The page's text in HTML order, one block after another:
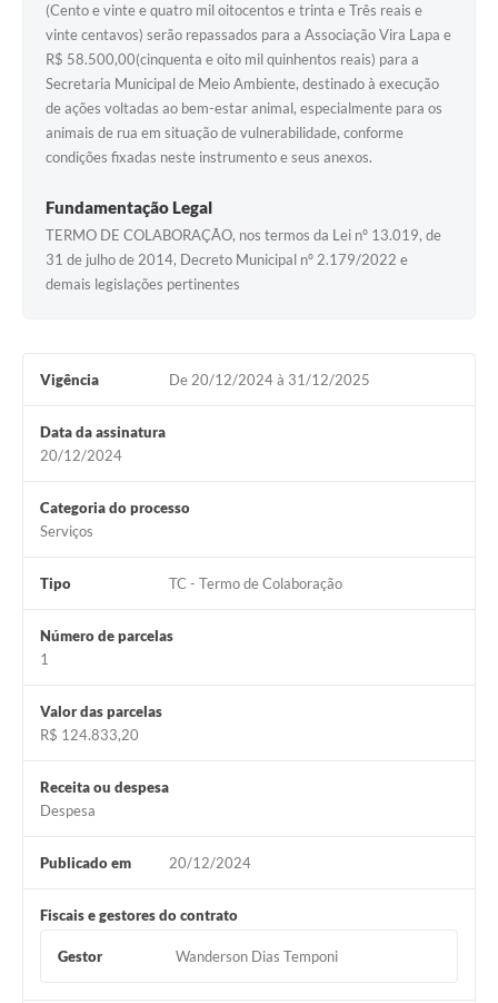
(Cento e vinte e quatro mil oitocentos e trinta e Três reais e
vinte centavos) serão repassados para a Associação Vira Lapa e
R$ 58.500,00(cinquenta e oito mil quinhentos reais) para a
Secretaria Municipal de Meio Ambiente, destinado à execução
de ações voltadas ao bem-estar animal, especialmente para os
animais de rua em situação de vulnerabilidade, conforme
condições fixadas neste instrumento e seus anexos.
Fundamentação Legal
TERMO DE COLABORAÇÃO, nos termos da Lei nº 13.019, de
31 de julho de 2014, Decreto Municipal nº 2.179/2022 e
demais legislações pertinentes
Vigência De 20/12/2024 à 31/12/2025
Data da assinatura
20/12/2024
Categoria do processo
Serviços
Tipo TC - Termo de Colaboração
Número de parcelas
1
Valor das parcelas
R$ 124.833,20
Receita ou despesa
Despesa
Publicado em 20/12/2024
Fiscais e gestores do contrato
Gestor Wanderson Dias Temponi